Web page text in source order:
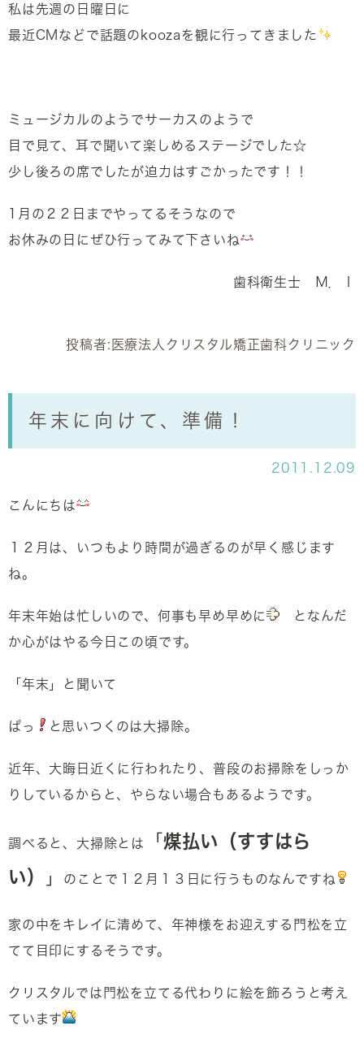
私は先週の日曜日に
最近CMなどで話題のkoozaを観に行ってきました
ミュージカルのようでサーカスのようで
目で見て、耳で聞いて楽しめるステージでした☆
少し後ろの席でしたが迫力はすごかったです！！
1月の２２日までやってるそうなので
お休みの日にぜひ行ってみて下さいね
歯科衛生士 Ｍ．Ｉ
投稿者: 医療法人クリスタル矯正歯科クリニック
年末に向けて、準備！
2011.12.09
こんにちは
１２月は、いつもより時間が過ぎるのが早く感じます
ね。
年末年始は忙しいので、何事も早め早めに
となんだ
か心がはやる今日この頃です。
「年末」と聞いて
ぱっ と思いつくのは大掃除。
近年、大晦日近くに行われたり、普段のお掃除をしっか
りしているからと、やらない場合もあるようです。
調べると、大掃除とは 「 煤払い（すすはら
い）
」 のことで１２月１３日に行うものなんですね
家の中をキレイに清めて、年神様をお迎えする門松を立
てて目印にするそうです。
クリスタルでは門松を立てる代わりに絵を飾ろうと考え
ています